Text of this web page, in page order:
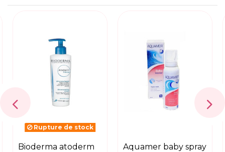
aquamer baby spray
poco embout nasal